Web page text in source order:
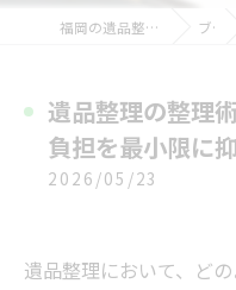
福岡の遺品整理ならリセットジャパン ブログ
遺品整理の整理
負担を最小限に
2026/05/23
遺品整理において、ど